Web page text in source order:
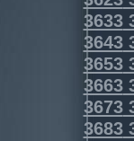
3633
3643
3653
3663
3673
3683